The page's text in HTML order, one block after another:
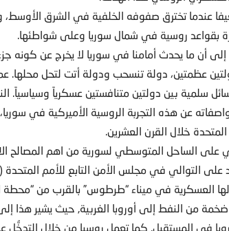
عندما تخترق صفوفه الخلفية في الشرق
بقواعد روسية في شمال سوريا وعلى شواطئها.
إلى أن ما يحدث أمامنا في سوريا لا يخرج عن كونه
عظمتين، دولة تنسحب ودولة أتت لتحل محلها.
سلمية بين دولتين متنافستين عسكرياً وسياسياً.
عن هذه التجربة الروسية الأميركية في سوريا،
خلال القرن العشرين.
على الساحل المتوسطي لسورية من اهم المصالح
العسكرية في ميناء “طرطوس” بالقرب من “محطة
من النفط إلى أوروبا الغربية, حيث يشير هذا إلى
في المستقبل, كما تعمل روسيا من خلال التدخُّل